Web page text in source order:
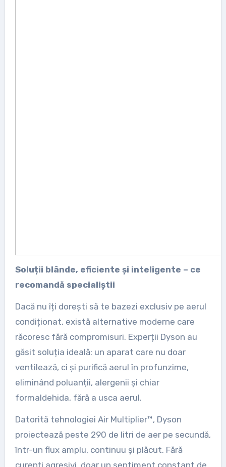
Soluții blânde, eficiente și inteligente – ce
recomandă specialiștii
Dacă nu îți dorești să te bazezi exclusiv pe aerul
condiționat, există alternative moderne care
răcoresc fără compromisuri. Experții Dyson au
găsit soluția ideală: un aparat care nu doar
ventilează, ci și purifică aerul în profunzime,
eliminând poluanții, alergenii și chiar
formaldehida, fără a usca aerul.
Datorită tehnologiei Air Multiplier™, Dyson
proiectează peste 290 de litri de aer pe secundă,
într-un flux amplu, continuu și plăcut. Fără
curenți agresivi, doar un sentiment constant de